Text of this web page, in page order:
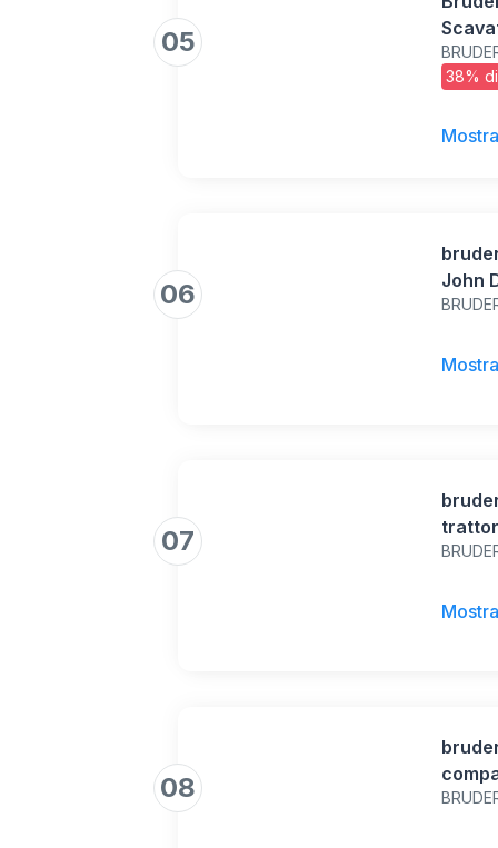
05
38%
06
John
07
08
da